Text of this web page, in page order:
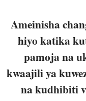
Ameinisha
hiyo katika
pamoja na
kwaajili ya
na kudhibiti